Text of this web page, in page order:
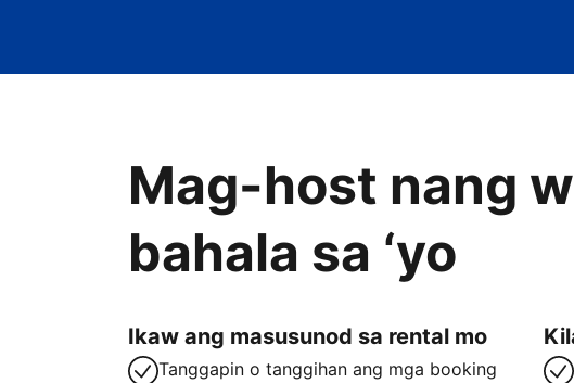
Mag-host nang
bahala sa ‘yo
Ikaw ang masusunod sa rental mo
Tanggapin o tanggihan ang mga booking